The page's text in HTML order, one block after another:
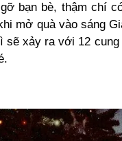
bạn bè, thậm chí
mở quà vào sáng
sẽ xảy ra với 12 cung